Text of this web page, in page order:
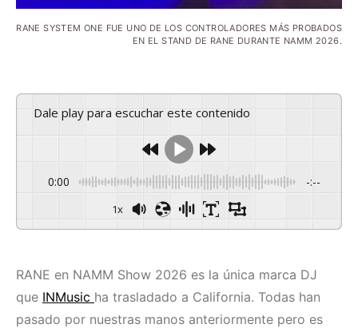
RANE SYSTEM ONE FUE UNO DE LOS CONTROLADORES MÁS PROBADOS
EN EL STAND DE RANE DURANTE NAMM 2026.
Dale play para escuchar este contenido
0:00 -:--
1x
RANE en NAMM Show 2026 es la única marca DJ
que INMusic ha trasladado a California. Todas han
pasado por nuestras manos anteriormente pero es